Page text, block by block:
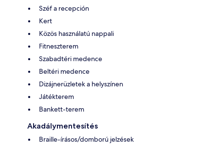
Széf a recepción
Kert
Közös használatú nappali
Fitneszterem
Szabadtéri medence
Beltéri medence
Dizájnerüzletek a helyszínen
Játékterem
Bankett-terem
Akadálymentesítés
Braille-írásos/domború jelzések